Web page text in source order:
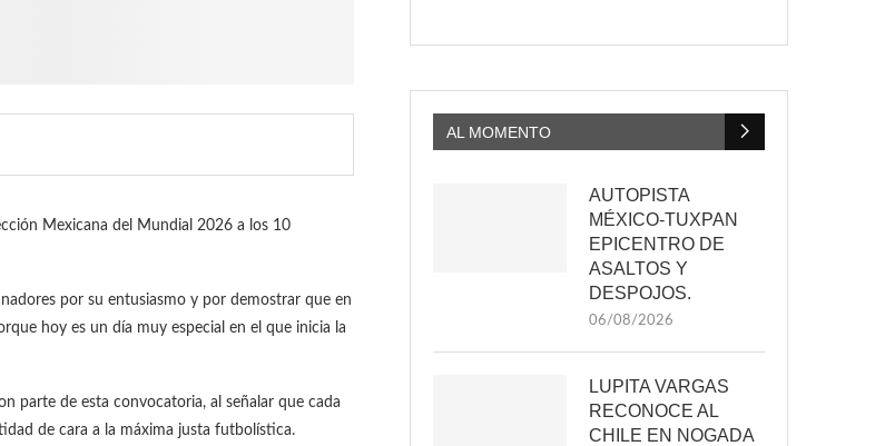
Mexicana del Mundial 2026 a los 10
por su entusiasmo y por demostrar que en
hoy es un día muy especial en el que inicia la
parte de esta convocatoria, al señalar que cada
de cara a la máxima justa futbolística.
AL MOMENTO
AUTOPISTA
MÉXICO-TUXPAN
EPICENTRO DE
ASALTOS Y
DESPOJOS.
06/08/2026
LUPITA VARGAS
RECONOCE AL
CHILE EN NOGADA